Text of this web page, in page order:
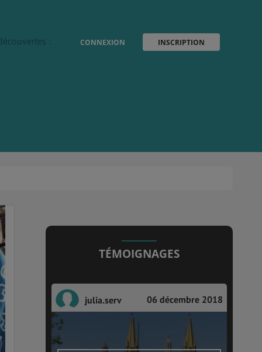
CONNEXION INSCRIPTION
:
TÉMOIGNAGES
julia.serv 06 décembre 2018